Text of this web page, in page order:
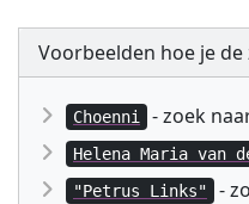
Voorbeelden hoe je
Choenni - zoek
Helena Maria van
"Petrus Links" -